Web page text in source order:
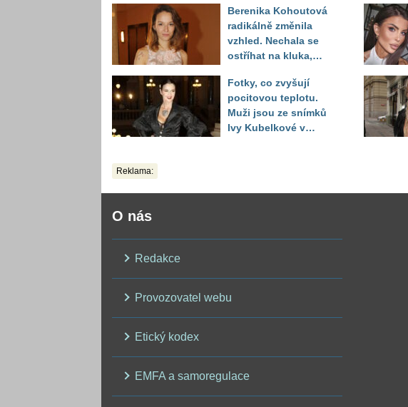
toho vypadá
Berenika Kohoutová
radikálně změnila
vzhled. Nechala se
ostříhat na kluka,
překvapily
Fotky, co zvyšují
pocitovou teplotu.
Muži jsou ze snímků
Ivy Kubelkové v
Reklama:
O nás
Redakce
Provozovatel webu
Etický kodex
EMFA a samoregulace